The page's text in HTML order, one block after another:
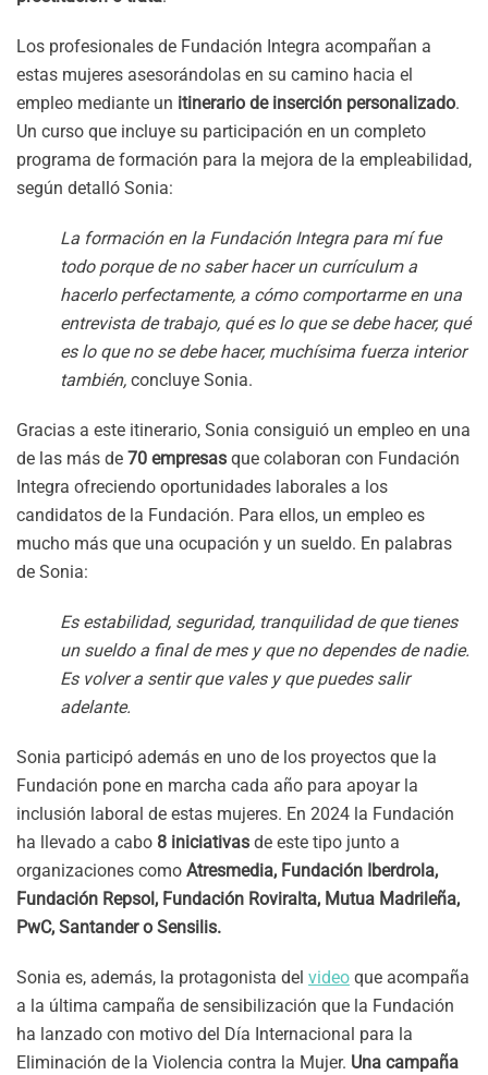
Los profesionales de Fundación Integra acompañan a
estas mujeres asesorándolas en su camino hacia el
empleo mediante un itinerario de inserción personalizado.
Un curso que incluye su participación en un completo
programa de formación para la mejora de la empleabilidad,
según detalló Sonia:
La formación en la Fundación Integra para mí fue
todo porque de no saber hacer un currículum a
hacerlo perfectamente, a cómo comportarme en una
entrevista de trabajo, qué es lo que se debe hacer, qué
es lo que no se debe hacer, muchísima fuerza interior
también, concluye Sonia.
Gracias a este itinerario, Sonia consiguió un empleo en una
de las más de 70 empresas que colaboran con Fundación
Integra ofreciendo oportunidades laborales a los
candidatos de la Fundación. Para ellos, un empleo es
mucho más que una ocupación y un sueldo. En palabras
de Sonia:
Es estabilidad, seguridad, tranquilidad de que tienes
un sueldo a final de mes y que no dependes de nadie.
Es volver a sentir que vales y que puedes salir
adelante.
Sonia participó además en uno de los proyectos que la
Fundación pone en marcha cada año para apoyar la
inclusión laboral de estas mujeres. En 2024 la Fundación
ha llevado a cabo 8 iniciativas de este tipo junto a
organizaciones como Atresmedia, Fundación Iberdrola,
Fundación Repsol, Fundación Roviralta, Mutua Madrileña,
PwC, Santander o Sensilis.
Sonia es, además, la protagonista del video que acompaña
a la última campaña de sensibilización que la Fundación
ha lanzado con motivo del Día Internacional para la
Eliminación de la Violencia contra la Mujer. Una campaña